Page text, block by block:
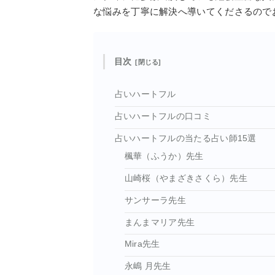
な悩みを丁寧に解決へ導いてくださるので
目次
占いハートフル
占いハートフルの口コミ
占いハートフルの当たる占い師15選
楓華（ふうか）先生
山崎桜（やまざきさくら）先生
サンサーラ先生
まんまマリア先生
Mira先生
永嶋 月先生